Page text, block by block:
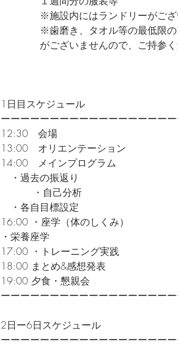
※施設内にはランドリーがござい
※歯磨き、タオル等の最低限のア
がございませんので、ご持参く
1日目スケジュール
ーーーーーーーーーーーーーーーーー
12:30 会場
13:00 オリエンテーション
14:00 メインプログラム
・過去の振返り
・自己分析
・各自目標設定
16:00 ・座学（体のしくみ）
・栄養座学
17:00 ・トレーニング実践
18:00 まとめ&感想発表
19:00 夕食・懇親会
ーーーーーーーーーーーーーーーーー
2日ー6日スケジュール
ーーーーーーーーーーーーーーーーー